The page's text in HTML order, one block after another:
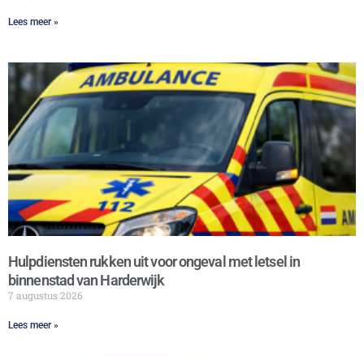
Lees meer »
Hulpdiensten rukken uit voor ongeval met letsel in
binnenstad van Harderwijk
7 augustus 2026
Lees meer »